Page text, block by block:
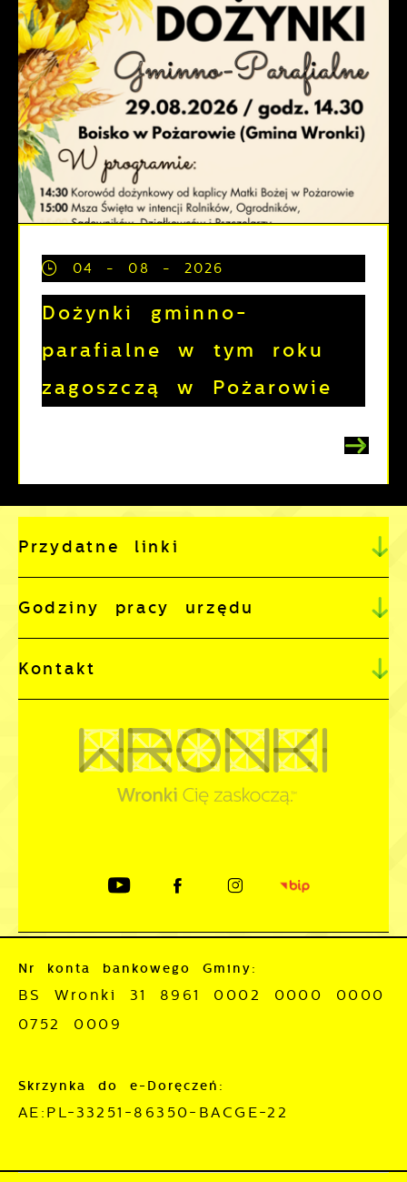
04 - 08 - 2026
Dożynki gminno-
parafialne w tym roku
zagoszczą w Pożarowie
Przydatne linki
Godziny pracy urzędu
Kontakt
Nr konta bankowego Gminy:
BS Wronki 31 8961 0002 0000 0000
0752 0009
Skrzynka do e-Doręczeń:
AE:PL-33251-86350-BACGE-22